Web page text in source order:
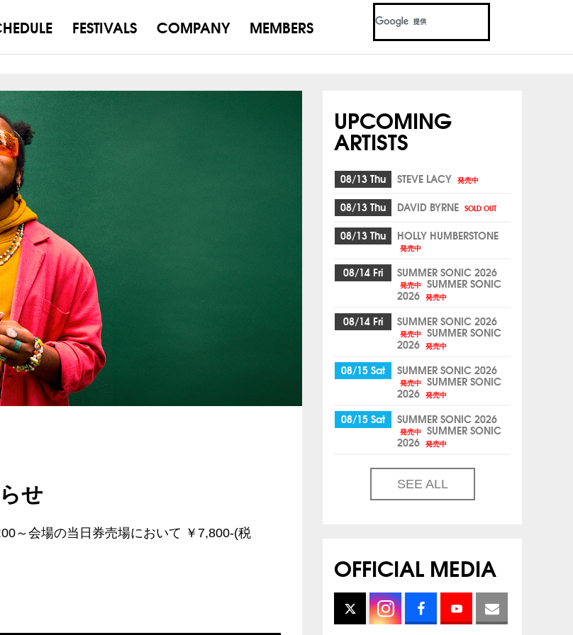
FESTIVALS COMPANY MEMBERS
せ
～会場の当日券売場において ￥7,800-(税
UPCOMING
ARTISTS
08/13 Thu STEVE LACY 発売中
08/13 Thu DAVID BYRNE SOLD OUT
08/13 Thu HOLLY HUMBERSTONE
発売中
08/14 Fri SUMMER SONIC 2026
発売中 SUMMER SONIC
2026 発売中
08/14 Fri SUMMER SONIC 2026
発売中 SUMMER SONIC
2026 発売中
08/15 Sat SUMMER SONIC 2026
発売中 SUMMER SONIC
2026 発売中
08/15 Sat SUMMER SONIC 2026
発売中 SUMMER SONIC
2026 発売中
SEE ALL
OFFICIAL MEDIA